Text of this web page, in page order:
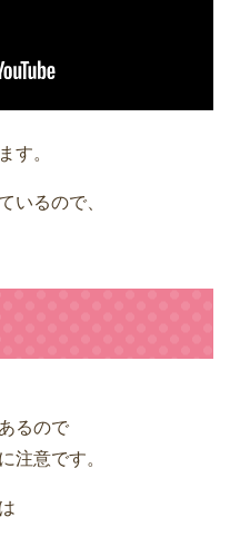
す。
いるので、
るので
注意です。